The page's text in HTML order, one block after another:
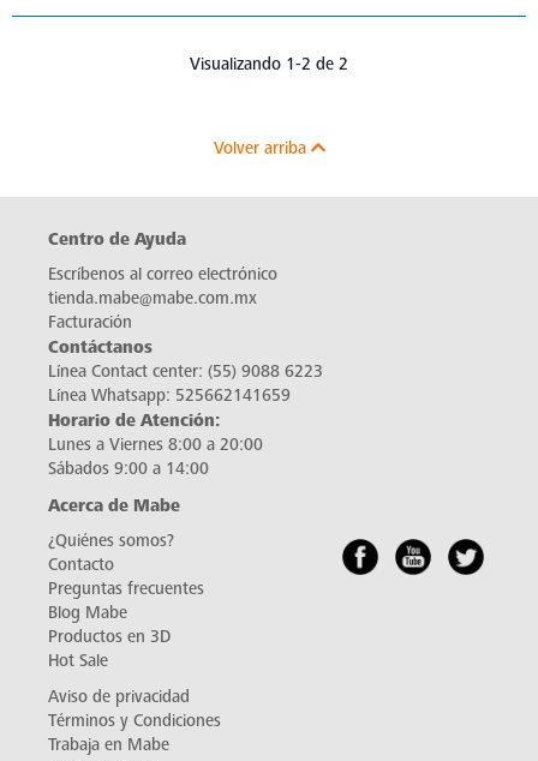
Visualizando 1-2 de 2
Volver arriba
Centro de Ayuda
Escríbenos al correo electrónico
tienda.mabe@mabe.com.mx
Facturación
Contáctanos
Línea Contact center: (55) 9088 6223
Línea Whatsapp: 525662141659
Horario de Atención:
Lunes a Viernes 8:00 a 20:00
Sábados 9:00 a 14:00
Acerca de Mabe
¿Quiénes somos?
Contacto
Preguntas frecuentes
Blog Mabe
Productos en 3D
Hot Sale
Aviso de privacidad
Términos y Condiciones
Trabaja en Mabe